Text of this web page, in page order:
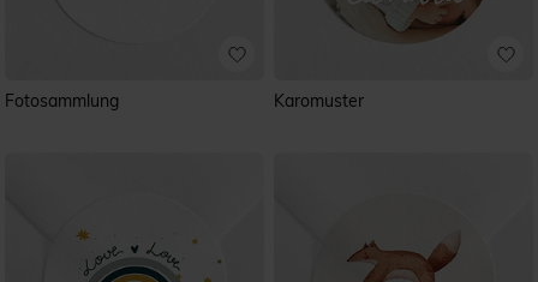
Fotosammlung Karomuster